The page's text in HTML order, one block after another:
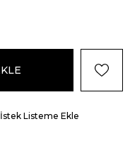
İstek Listeme Ekle